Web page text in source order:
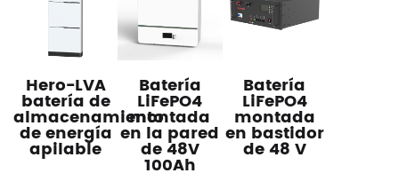
Hero-LVA
batería de
almacenamiento
de energía
apilable
Batería
LiFePO4
montada
en la pared
de 48V
100Ah
Batería
LiFePO4
montada
en bastidor
de 48 V